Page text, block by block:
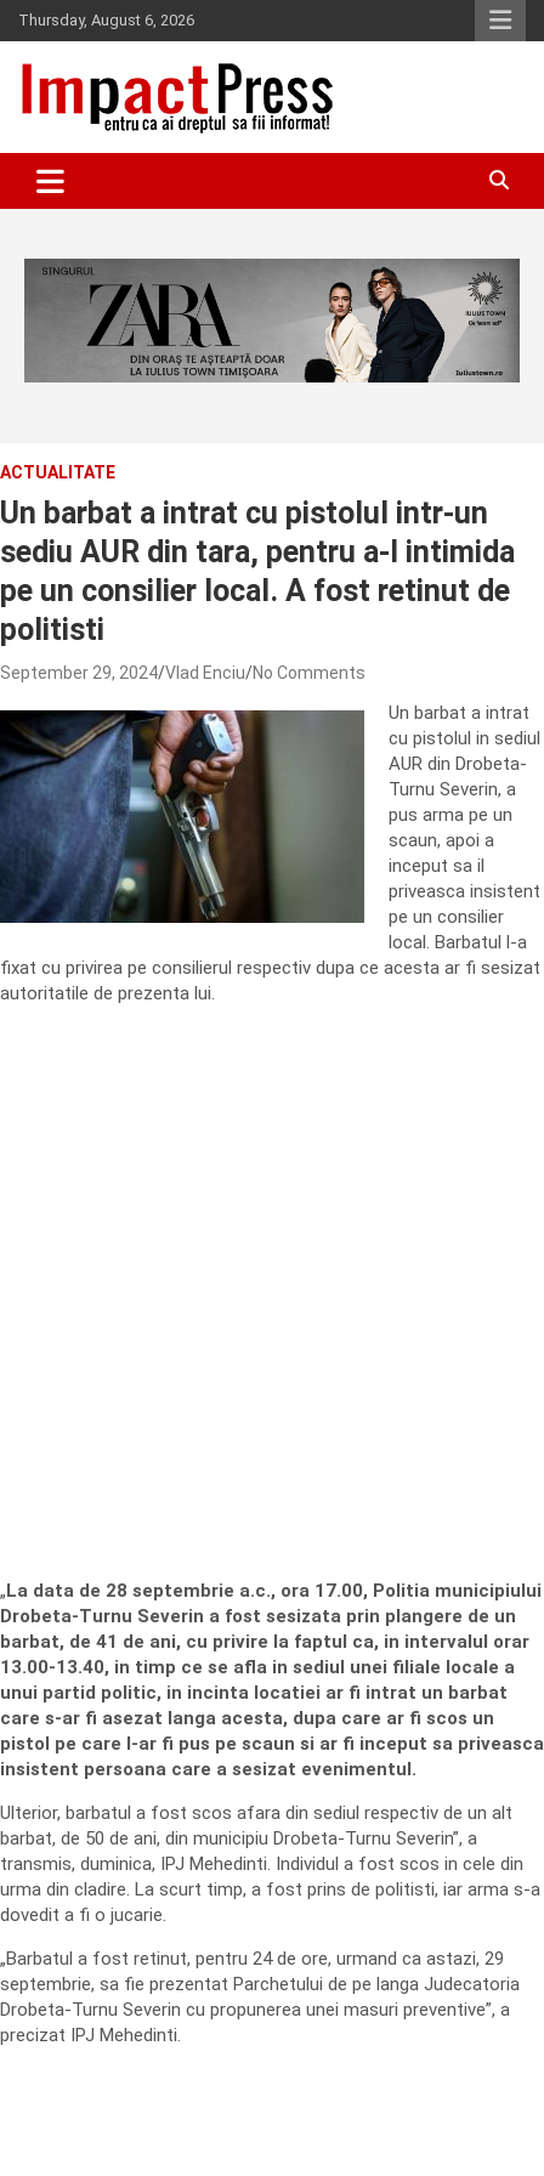
Skip
to
content
Thursday, August 6, 2026
IMPACTPRESS
ACTUALITATE
Un barbat a intrat cu pistolul intr-un
sediu AUR din tara, pentru a-l intimida
pe un consilier local. A fost retinut de
politisti
September 29, 2024 Vlad Enciu No Comments
Un barbat a intrat
cu pistolul in sediul
AUR din Drobeta-
Turnu Severin, a
pus arma pe un
scaun, apoi a
inceput sa il
priveasca insistent
pe un consilier
local. Barbatul l-a
fixat cu privirea pe consilierul respectiv dupa ce acesta ar fi sesizat
autoritatile de prezenta lui.
„La data de 28 septembrie a.c., ora 17.00, Politia municipiului
Drobeta-Turnu Severin a fost sesizata prin plangere de un
barbat, de 41 de ani, cu privire la faptul ca, in intervalul orar
13.00-13.40, in timp ce se afla in sediul unei filiale locale a
unui partid politic, in incinta locatiei ar fi intrat un barbat
care s-ar fi asezat langa acesta, dupa care ar fi scos un
pistol pe care l-ar fi pus pe scaun si ar fi inceput sa priveasca
insistent persoana care a sesizat evenimentul.
Ulterior, barbatul a fost scos afara din sediul respectiv de un alt
barbat, de 50 de ani, din municipiu Drobeta-Turnu Severin”, a
transmis, duminica, IPJ Mehedinti. Individul a fost scos in cele din
urma din cladire. La scurt timp, a fost prins de politisti, iar arma s-a
dovedit a fi o jucarie.
„Barbatul a fost retinut, pentru 24 de ore, urmand ca astazi, 29
septembrie, sa fie prezentat Parchetului de pe langa Judecatoria
Drobeta-Turnu Severin cu propunerea unei masuri preventive”, a
precizat IPJ Mehedinti.